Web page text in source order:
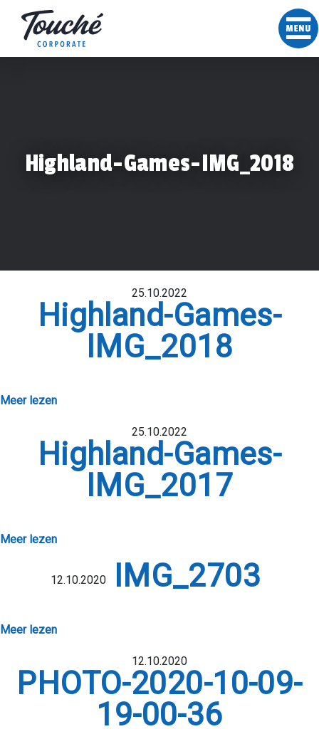
Highland-Games-IMG_2018
25.10.2022
Highland-Games-
IMG_2018
Meer lezen
25.10.2022
Highland-Games-
IMG_2017
Meer lezen
12.10.2020 IMG_2703
Meer lezen
12.10.2020
PHOTO-2020-10-09-
19-00-36